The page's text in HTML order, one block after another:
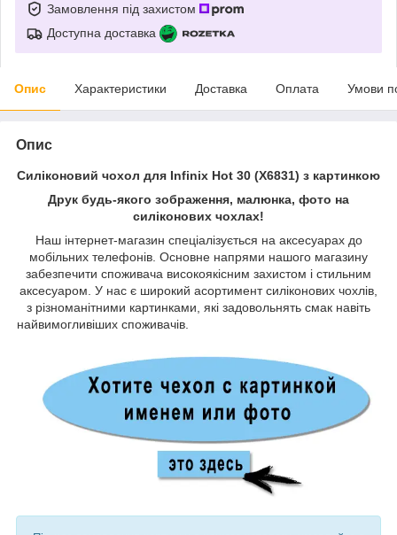
Замовлення під захистом
Доступна доставка
Опис Характеристики Доставка Оплата Умови
Опис
Силіконовий чохол для Infinix Hot 30 (X6831) з картинкою
Друк будь-якого зображення, малюнка, фото на
силіконових чохлах!
Наш інтернет-магазин спеціалізується на аксесуарах до
мобільних телефонів. Основне напрями нашого магазину
забезпечити споживача високоякісним захистом і стильним
аксесуаром. У нас є широкий асортимент силіконових чохлів,
з різноманітними картинками, які задовольнять смак навіть
найвимогливіших споживачів.